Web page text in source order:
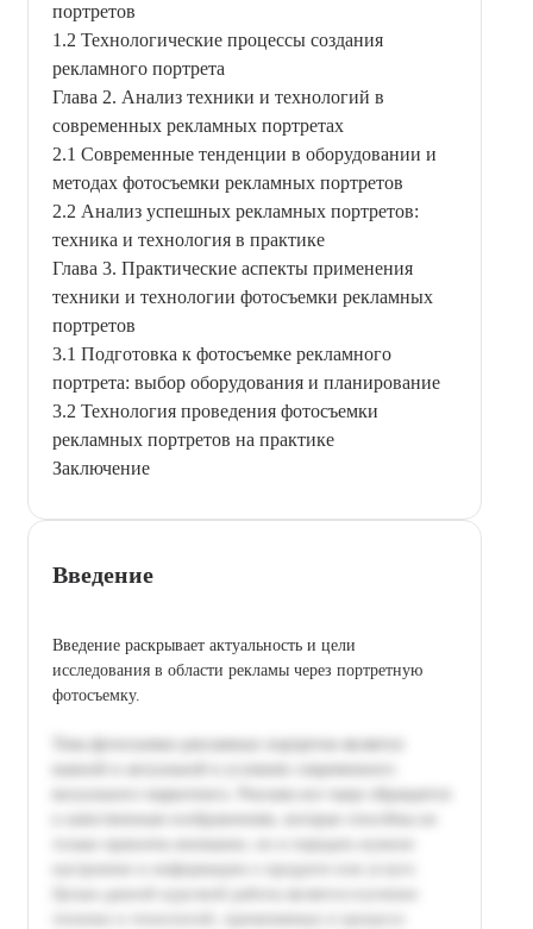
портретов
1.2 Технологические процессы создания
рекламного портрета
Глава 2. Анализ техники и технологий в
современных рекламных портретах
2.1 Современные тенденции в оборудовании и
методах фотосъемки рекламных портретов
2.2 Анализ успешных рекламных портретов:
техника и технология в практике
Глава 3. Практические аспекты применения
техники и технологии фотосъемки рекламных
портретов
3.1 Подготовка к фотосъемке рекламного
портрета: выбор оборудования и планирование
3.2 Технология проведения фотосъемки
рекламных портретов на практике
Заключение
Введение
Введение раскрывает актуальность и цели
исследования в области рекламы через портретную
фотосъемку.